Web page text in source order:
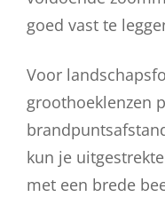
goed vast te
Voor
groothoeklenzen
kun je
met een brede